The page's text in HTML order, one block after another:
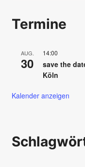
Termine
AUG.
30
14:00
save the
Köln
Kalender anzeigen